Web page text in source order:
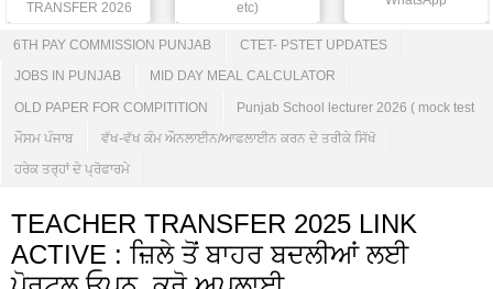
TRANSFER 2026
etc)
6TH PAY COMMISSION PUNJAB CTET- PSTET UPDATES
JOBS IN PUNJAB MID DAY MEAL CALCULATOR
OLD PAPER FOR COMPITITION Punjab School lecturer 2026 ( mock test
ਮੌਸਮ ਪੰਜਾਬ ਵੱਖ-ਵੱਖ ਕੰਮ ਔਨਲਾਈਨ/ਆਫਲਾਈਨ ਕਰਨ ਦੇ ਤਰੀਕੇ ਸਿੱਖੋ
ਹਰੇਕ ਤਰ੍ਹਾਂ ਦੇ ਪ੍ਰੋਫਾਰਮੇ
TEACHER TRANSFER 2025 LINK
ACTIVE : ਜ਼ਿਲੇ ਤੋਂ ਬਾਹਰ ਬਦਲੀਆਂ ਲਈ